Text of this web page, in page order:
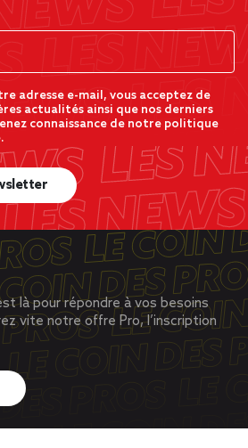
adresse e-mail, vous acceptez de
actualités ainsi que nos derniers
connaissance de notre politique
là pour répondre à vos besoins
vite notre offre Pro, l’inscription